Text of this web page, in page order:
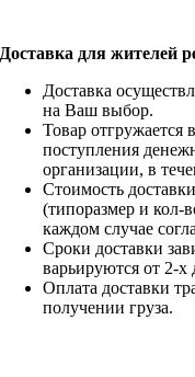
Доставка для жителей
Доставка
на Ваш выбор.
Товар отгружается
поступления
организации, в
Стоимость
(типоразмер и кол-
каждом случае
Сроки доставки
варьируются от 2-
Оплата доставки
получении груза.